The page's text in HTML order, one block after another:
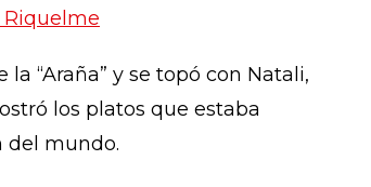
Riquelme
“Araña” y se topó con Natali,
los platos que estaba
del mundo.